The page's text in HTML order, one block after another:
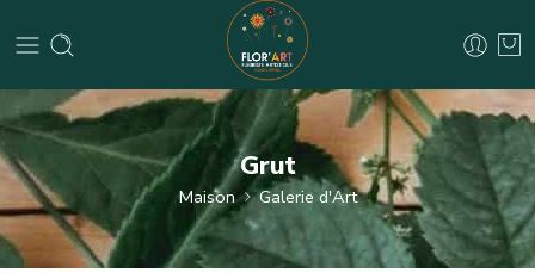
Grut
Maison Galerie d'Art